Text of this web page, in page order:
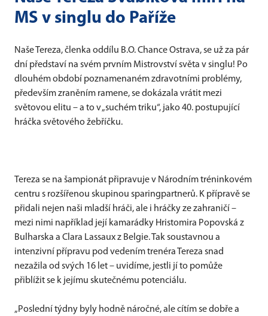
MS v singlu do Paříže
Naše Tereza, členka oddílu B.O. Chance Ostrava, se už za pár
dní představí na svém prvním Mistrovství světa v singlu! Po
dlouhém období poznamenaném zdravotními problémy,
především zraněním ramene, se dokázala vrátit mezi
světovou elitu – a to v „suchém triku“, jako 40. postupující
hráčka světového žebříčku.
Tereza se na šampionát připravuje v Národním tréninkovém
centru s rozšířenou skupinou sparingpartnerů. K přípravě se
přidali nejen naši mladší hráči, ale i hráčky ze zahraničí –
mezi nimi například její kamarádky Hristomira Popovská z
Bulharska a Clara Lassaux z Belgie. Tak soustavnou a
intenzivní přípravu pod vedením trenéra Tereza snad
nezažila od svých 16 let – uvidíme, jestli jí to pomůže
přiblížit se k jejímu skutečnému potenciálu.
„Poslední týdny byly hodně náročné, ale cítím se dobře a